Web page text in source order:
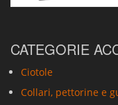
CATEGORIE
Ciotole
Collari, pettorine e